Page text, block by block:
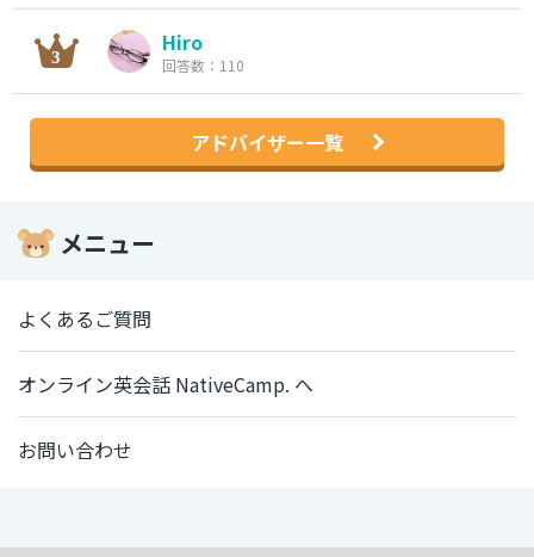
Hiro
回答数：110
アドバイザー一覧
メニュー
よくあるご質問
オンライン英会話 NativeCamp. へ
お問い合わせ